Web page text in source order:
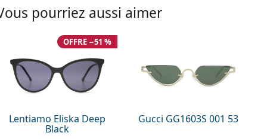
pourriez aussi aimer
Lentiamo Eliska Deep
Black
OFFRE −51 %
Gucci GG1603S 001 53